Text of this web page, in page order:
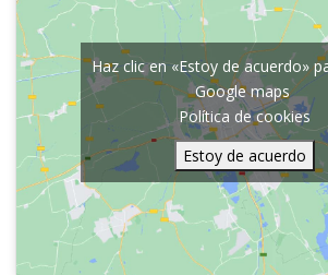
Haz clic en «Estoy de acuerdo»
Google maps
Política de cookies
Estoy de acuerdo